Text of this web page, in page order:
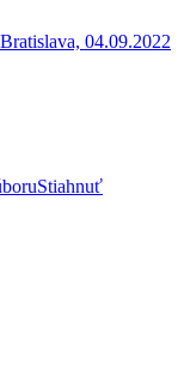
04.09.2022
Stiahnuť